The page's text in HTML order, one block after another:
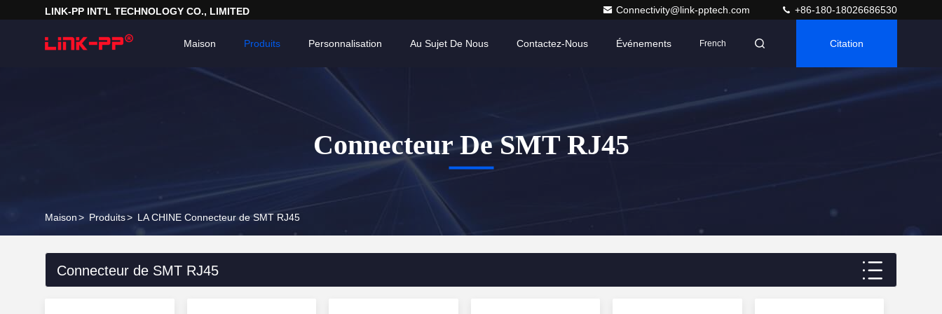
LINK-PP INT'L TECHNOLOGY CO., LIMITED Connectivity@link-pptech.com +86-180-18026686530
Maison Produits Au Sujet De Nous Contactez-Nous Événements
Personnalisation French Citation
Connecteur De SMT RJ45
Maison> Produits> LA CHINE Connecteur de SMT RJ45
Connecteur de SMT RJ45